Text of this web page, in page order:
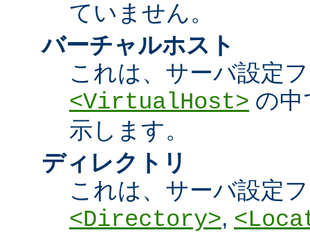
ていません。
バーチャルホスト
これは、サーバ設定
<VirtualHost> の中
示します。
ディレクトリ
これは、サーバ設定
<Directory>,